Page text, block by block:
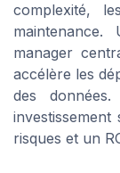
complexité,
manager
accélère les
des
risques et un